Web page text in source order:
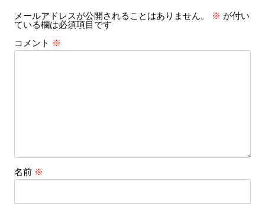
シ
ン
メールアドレスが公開されることはありません。 ※ が付い
ている欄は必須項目です
コメント ※
名前 ※